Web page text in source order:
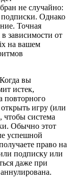
не случайно:
Однако
Точная
зависимости от
на вашем
вы
истек,
повторного
игру (или
система
Обычно этот
успешной
право на
подписку или
даже при